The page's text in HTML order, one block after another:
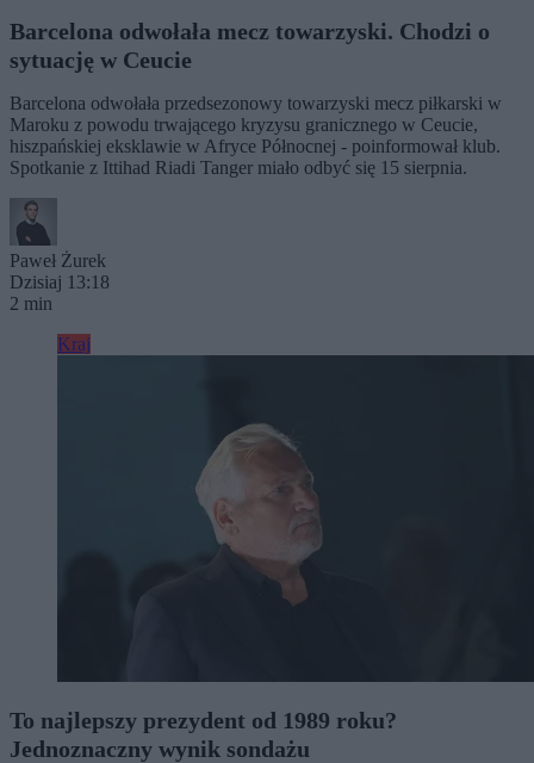
Barcelona odwołała mecz towarzyski. Chodzi o
sytuację w Ceucie
Barcelona odwołała przedsezonowy towarzyski mecz piłkarski w
Maroku z powodu trwającego kryzysu granicznego w Ceucie,
hiszpańskiej eksklawie w Afryce Północnej - poinformował klub.
Spotkanie z Ittihad Riadi Tanger miało odbyć się 15 sierpnia.
Paweł Żurek
Dzisiaj 13:18
2 min
Kraj
To najlepszy prezydent od 1989 roku?
Jednoznaczny wynik sondażu